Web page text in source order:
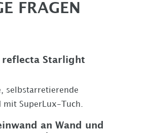
FRAGEN
reflecta Starlight
selbstarretierende
mit SuperLux-Tuch.
an Wand und